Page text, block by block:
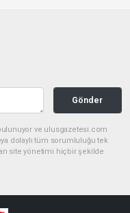
Gönder
ve ulusgazetesi.com
dolaylı tüm sorumluluğu tek
site yönetimi hiçbir şekilde